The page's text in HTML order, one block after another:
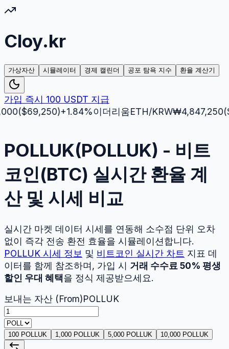
Cloy.kr
가상자산 시뮬레이터 경제 캘린더 공포 탐욕 지수 환율 계산기
가입 즉시 100 USDT 지급
69,250)+1.84%이더리움ETH/KRW₩4,847,250($
POLLUK(POLLUK) - 비트
코인(BTC) 실시간 환율 계
산 및 시세 비교
실시간 마켓 데이터 시세를 연동해 소수점 단위 오차
없이 즉각 전송 환전 효율을 시뮬레이션합니다.
POLLUK 시세 정보 및 비트코인 실시간 차트 지표 데
이터를 함께 참조하며, 가입 시 거래 수수료 50% 평생
할인 우대 혜택을 정식 제공받으세요.
보내는 자산 (From)POLLUK
100 POLLUK 1,000 POLLUK 5,000 POLLUK 10,000 POLLUK